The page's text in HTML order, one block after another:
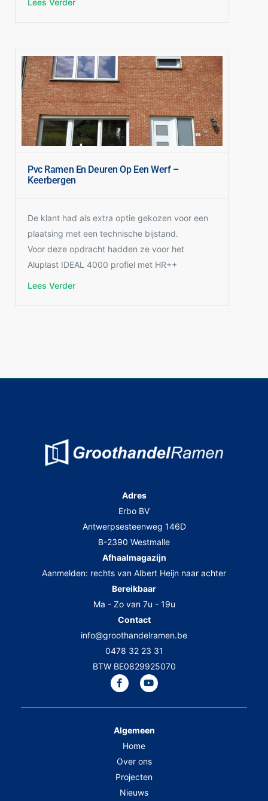
De klant gaf nog even het volgende mee: Op
aanraden van onze benovatiecoach hebben wij
gekozen voor een luchtdichte afwerking.
Onze dank gaat dan ook naar
Groothandelramen voor de goede uitvoering en
snelle levering.
Lees Verder
Pvc Ramen En Deuren Op Een Werf –
Keerbergen
De klant had als extra optie gekozen voor een
plaatsing met een technische bijstand.
Voor deze opdracht hadden ze voor het
Aluplast IDEAL 4000 profiel met HR++
hoogrendementsglas
begonnen met het uitbreken van de ramen,
waren er10 pvc ramen
rolluikenen2pvc deurengeplaatst,
Ze waren zeer tevreden over de service,
afwerking en scherpe prijzen.
Lees Verder
Adres
Erbo BV
Antwerpsesteenweg 146D
B-2390 Westmalle
Afhaalmagazijn
Aanmelden: rechts van Albert Heijn naar achter
Bereikbaar
Ma - Zo van 7u - 19u
Contact
info@groothandelramen.be
0478 32 23 31
BTW BE0829925070
Algemeen
Home
Over ons
Projecten
Nieuws